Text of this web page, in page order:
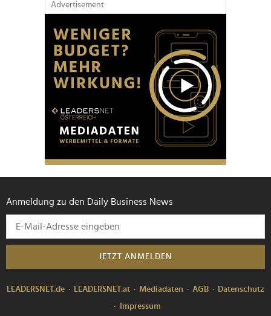
Advertisement
Anmeldung zu den Daily Business News
JETZT ANMELDEN
LEADERSNET.de LEADERSNET.at Mediadaten AGB
Datenschutz
Impressum